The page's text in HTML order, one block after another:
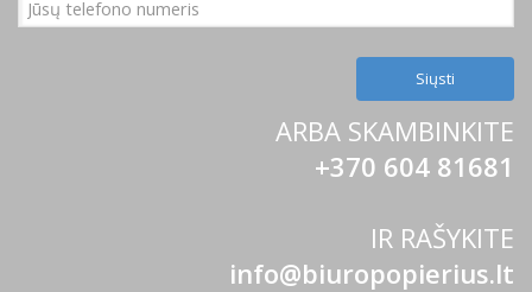
ARBA SKAMBINKITE
+370 604 81681
IR RAŠYKITE
info@biuropopierius.lt